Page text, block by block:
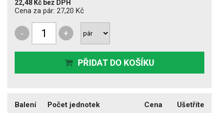
22,48 Kč bez DPH
Cena za pár: 27,20 Kč
- +
PŘIDAT DO KOŠÍKU
Balení Počet jednotek Cena
Ušetříte